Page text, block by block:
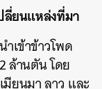
ลี่ยนแหล่งที่มา
เข้าข้าวโพด
ล้านตัน โดย
ยนมา ลาว และ
EMAIL